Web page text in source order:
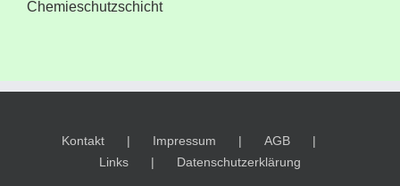
Kontakt Impressum
AGB
Links
Datenschutzerklärung